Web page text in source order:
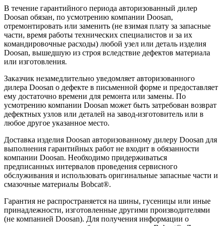
В течение гарантийного периода авторизованный дилер
Doosan обязан, по усмотрению компании Doosan,
отремонтировать или заменить (не взимая плату за запасные
части, время работы технических специалистов и за их
командировочные расходы) любой узел или деталь изделия
Doosan, вышедшую из строя вследствие дефектов материала
или изготовления.
Заказчик незамедлительно уведомляет авторизованного
дилера Doosan о дефекте в письменной форме и предоставляет
ему достаточно времени для ремонта или замены. По
усмотрению компании Doosan может быть затребован возврат
дефектных узлов или деталей на завод-изготовитель или в
любое другое указанное место.
Доставка изделия Doosan авторизованному дилеру Doosan для
выполнения гарантийных работ не входит в обязанности
компании Doosan. Необходимо придерживаться
предписанных интервалов проведения сервисного
обслуживания и использовать оригинальные запасные части и
смазочные материалы Bobcat®.
Гарантия не распространяется на шины, гусеницы или иные
принадлежности, изготовленные другими производителями
(не компанией Doosan). Для получения информации о